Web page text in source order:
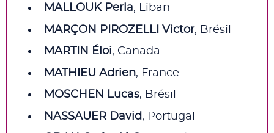
MALLOUK Perla, Liban
MARÇON PIROZELLI Victor, Brésil
MARTIN Éloi, Canada
MATHIEU Adrien, France
MOSCHEN Lucas, Brésil
NASSAUER David, Portugal